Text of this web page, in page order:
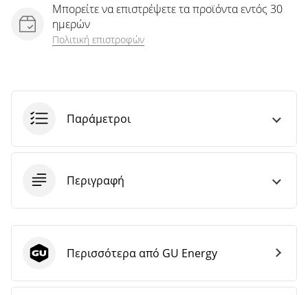
Μπορείτε να επιστρέψετε τα προϊόντα εντός 30
ημερών
Πολιτική επιστροφών
Παράμετροι
Περιγραφή
GU EnergyΠερισσότερα από GU Energy